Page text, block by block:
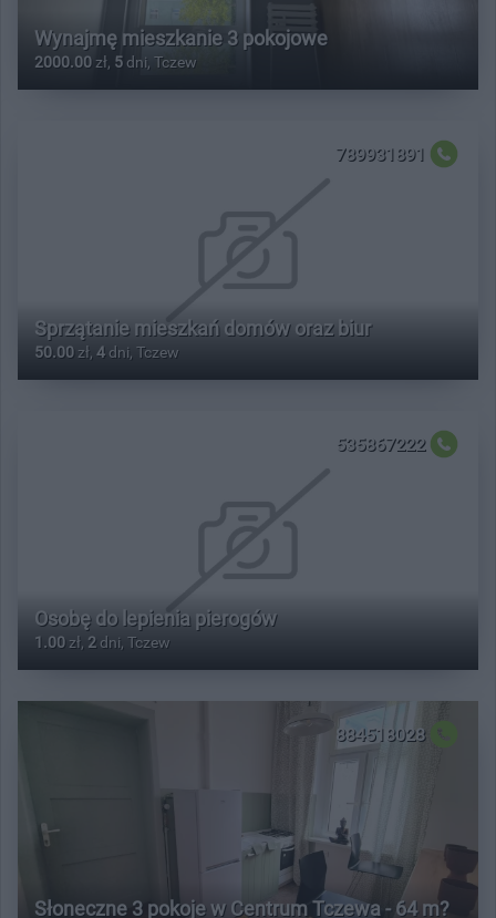
Wynajmę mieszkanie 3 pokojowe
2000.00 zł, 5 dni, Tczew
789931891
Sprzątanie mieszkań domów oraz biur
50.00 zł, 4dni, Tczew
535867222
Osobę do lepienia pierogów
1.00 zł, 2 dni, Tczew
884518028
Słoneczne 3 pokoje w Centrum Tczewa - 64 m?